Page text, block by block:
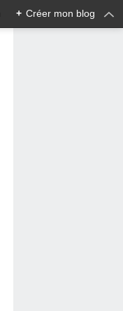
+ Créer mon blog